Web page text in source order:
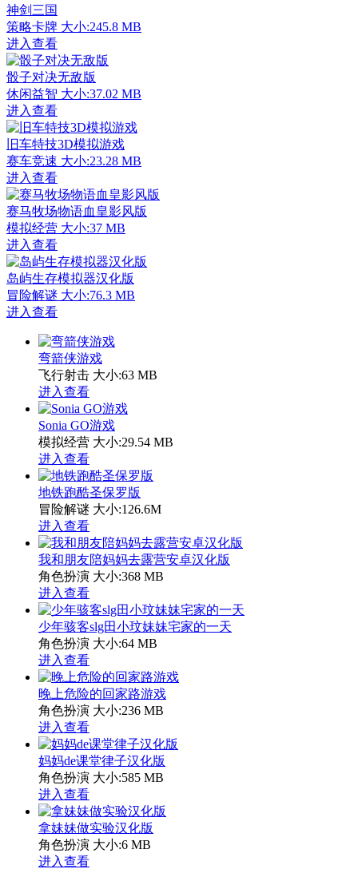
神剑三国
策略卡牌 大小:245.8 MB
进入查看
骰子对决无敌版
休闲益智 大小:37.02 MB
进入查看
旧车特技3D模拟游戏
赛车竞速 大小:23.28 MB
进入查看
赛马牧场物语血皇影风版
模拟经营 大小:37 MB
进入查看
岛屿生存模拟器汉化版
冒险解谜 大小:76.3 MB
进入查看
弯箭侠游戏
飞行射击 大小:63 MB
进入查看
Sonia GO游戏
模拟经营 大小:29.54 MB
进入查看
地铁跑酷圣保罗版
冒险解谜 大小:126.6M
进入查看
我和朋友陪妈妈去露营安卓汉化版
角色扮演 大小:368 MB
进入查看
少年骇客slg田小玟妹妹宅家的一天
角色扮演 大小:64 MB
进入查看
晚上危险的回家路游戏
角色扮演 大小:236 MB
进入查看
妈妈de课堂律子汉化版
角色扮演 大小:585 MB
进入查看
拿妹妹做实验汉化版
角色扮演 大小:6 MB
进入查看